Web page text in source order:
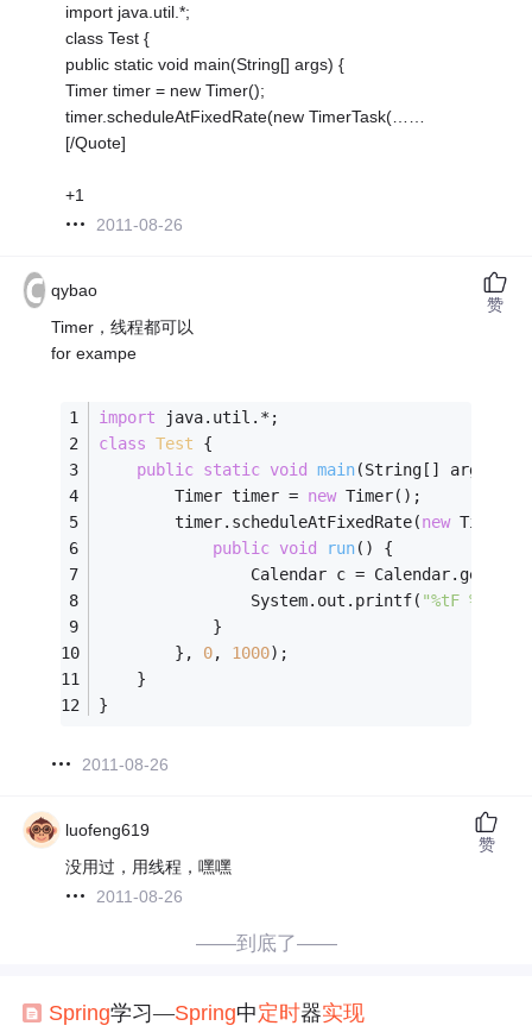
import java.util.*;
class Test {
public static void main(String[] args) {
Timer timer = new Timer();
timer.scheduleAtFixedRate(new TimerTask(……
[/Quote]
+1
2011-08-26
qybao
Timer，线程都可以
for exampe
import java.util.*;
class Test
{
public static void main(String[] args)
        Timer timer =
new Timer();
        timer.scheduleAtFixedRate(
new
public void run()
{
Calendar c =
                System.out.printf(
"%tF %tT\n"
            }
        },
0, 1000);
    }
}
2011-08-26
赞
luofeng619
没用过，用线程，嘿嘿
2011-08-26
赞
——到底了——
Spring学习—Spring中定时器实现